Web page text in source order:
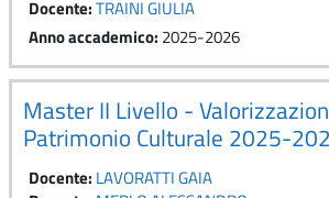
Docente:TRAINI GIULIA
Anno accademico: 2025-2026
Master II Livello -
Patrimonio Culturale 2025-
Docente: LAVORATTI GAIA